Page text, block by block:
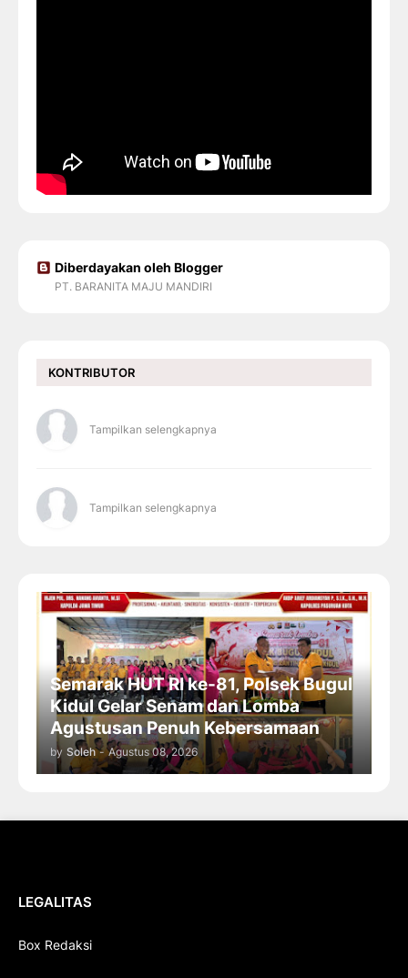
Diberdayakan oleh Blogger
PT. BARANITA MAJU MANDIRI
KONTRIBUTOR
Tampilkan selengkapnya
Tampilkan selengkapnya
Semarak HUT RI ke-81, Polsek Bugul
Kidul Gelar Senam dan Lomba
Agustusan Penuh Kebersamaan
by Soleh - Agustus 08, 2026
LEGALITAS
Box Redaksi